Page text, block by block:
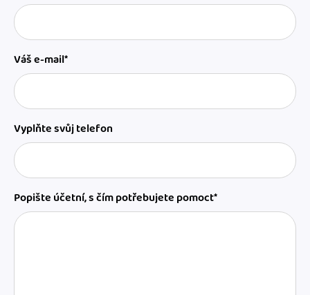
Váš e-mail*
Vyplňte svůj telefon
Popište účetní, s čím potřebujete pomoct*